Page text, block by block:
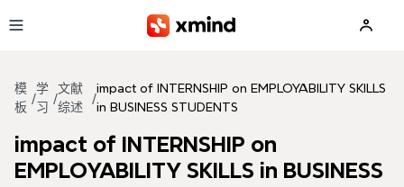
模
板
/
学
习
/
文献
综述
/
impact of INTERNSHIP on EMPLOYABILITY SKILLS
in BUSINESS STUDENTS
impact of INTERNSHIP on
EMPLOYABILITY SKILLS in BUSINESS